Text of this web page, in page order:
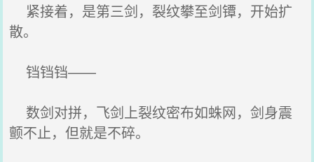
紧接着，是第三剑，裂纹攀至剑镡，开始扩
散。
铛铛铛——
数剑对拼，飞剑上裂纹密布如蛛网，剑身震
颤不止，但就是不碎。